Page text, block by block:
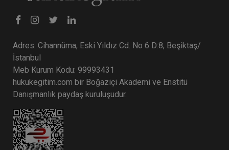
Adres: Cihannüma, Eski Yıldız Cd. No 6 D:8, Beşiktaş/
İstanbul
Meb Kurum Kodu: 99993431
hukukegitim.com bir Boğaziçi Akademi ve Enstitü
Danışmanlık paydaş kuruluşudur.